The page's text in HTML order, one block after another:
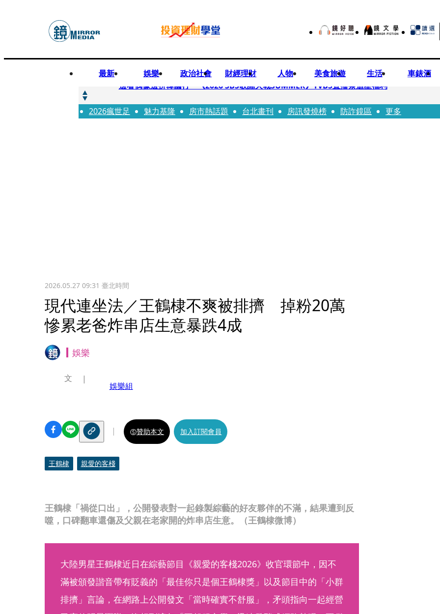
最新 娛樂 政治社會 財經理財 人物 美食旅遊 生活 車錶酒
快訊
邊看偶像邊拚韓國行 《2026 SBS歌謠大戰SUMMER》TVBS直播祭追星福利
快訊
代誌大條火急跳船？ 宏碁派任李文詳接掌兆基屋管2天就喊撤出！
2026瘋世足 魅力基隆 房市熱話題 台北畫刊 房訊發燒榜 防詐鏡區 更多
2026.05.27 09:31 臺北時間
現代連坐法／王鶴棣不爽被排擠 掉粉20萬
慘累老爸炸串店生意暴跌4成
娛樂
王鶴棣「禍從口出」，公開發表對一起錄製綜藝的好友夥伴的不滿，結果遭到反
噬，口碑翻車還傷及父親在老家開的炸串店生意。（王鶴棣微博）
文
娛樂組
贊助本文 加入訂閱會員
王鶴棣 親愛的客棧
大陸男星王鶴棣近日在綜藝節目《親愛的客棧2026》收官環節中，因不
滿被頒發諧音帶有貶義的「最佳你只是個王鶴棣獎」以及節目中的「小群
排擠」言論，在網路上公開發文「當時確實不舒服」，矛頭指向一起經營